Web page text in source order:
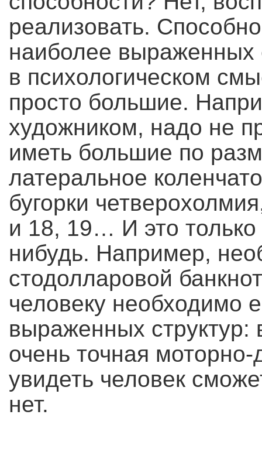
реализовать.
наиболее выраженных
в психологическом
просто большие.
художником, надо не
иметь большие по
латеральное
бугорки
и 18, 19… И это только
нибудь. Например,
стодолларовой
человеку необходимо
выраженных
очень точная
увидеть человек
нет.